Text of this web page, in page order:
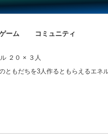
ーム コミュニティ
２０ × ３人
ともだちを3人作るともらえるエネ